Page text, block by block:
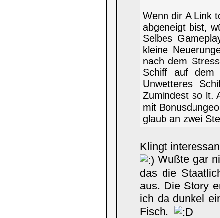
Wenn dir A Link
abgeneigt bist,
Selbes
kleine
nach dem
Schiff auf dem
Unwetteres
Zumindest so lt.
mit
glaub an zwei
Klingt
Wußte gar
das die
aus. Die Story
ich da dunkel
Fisch.